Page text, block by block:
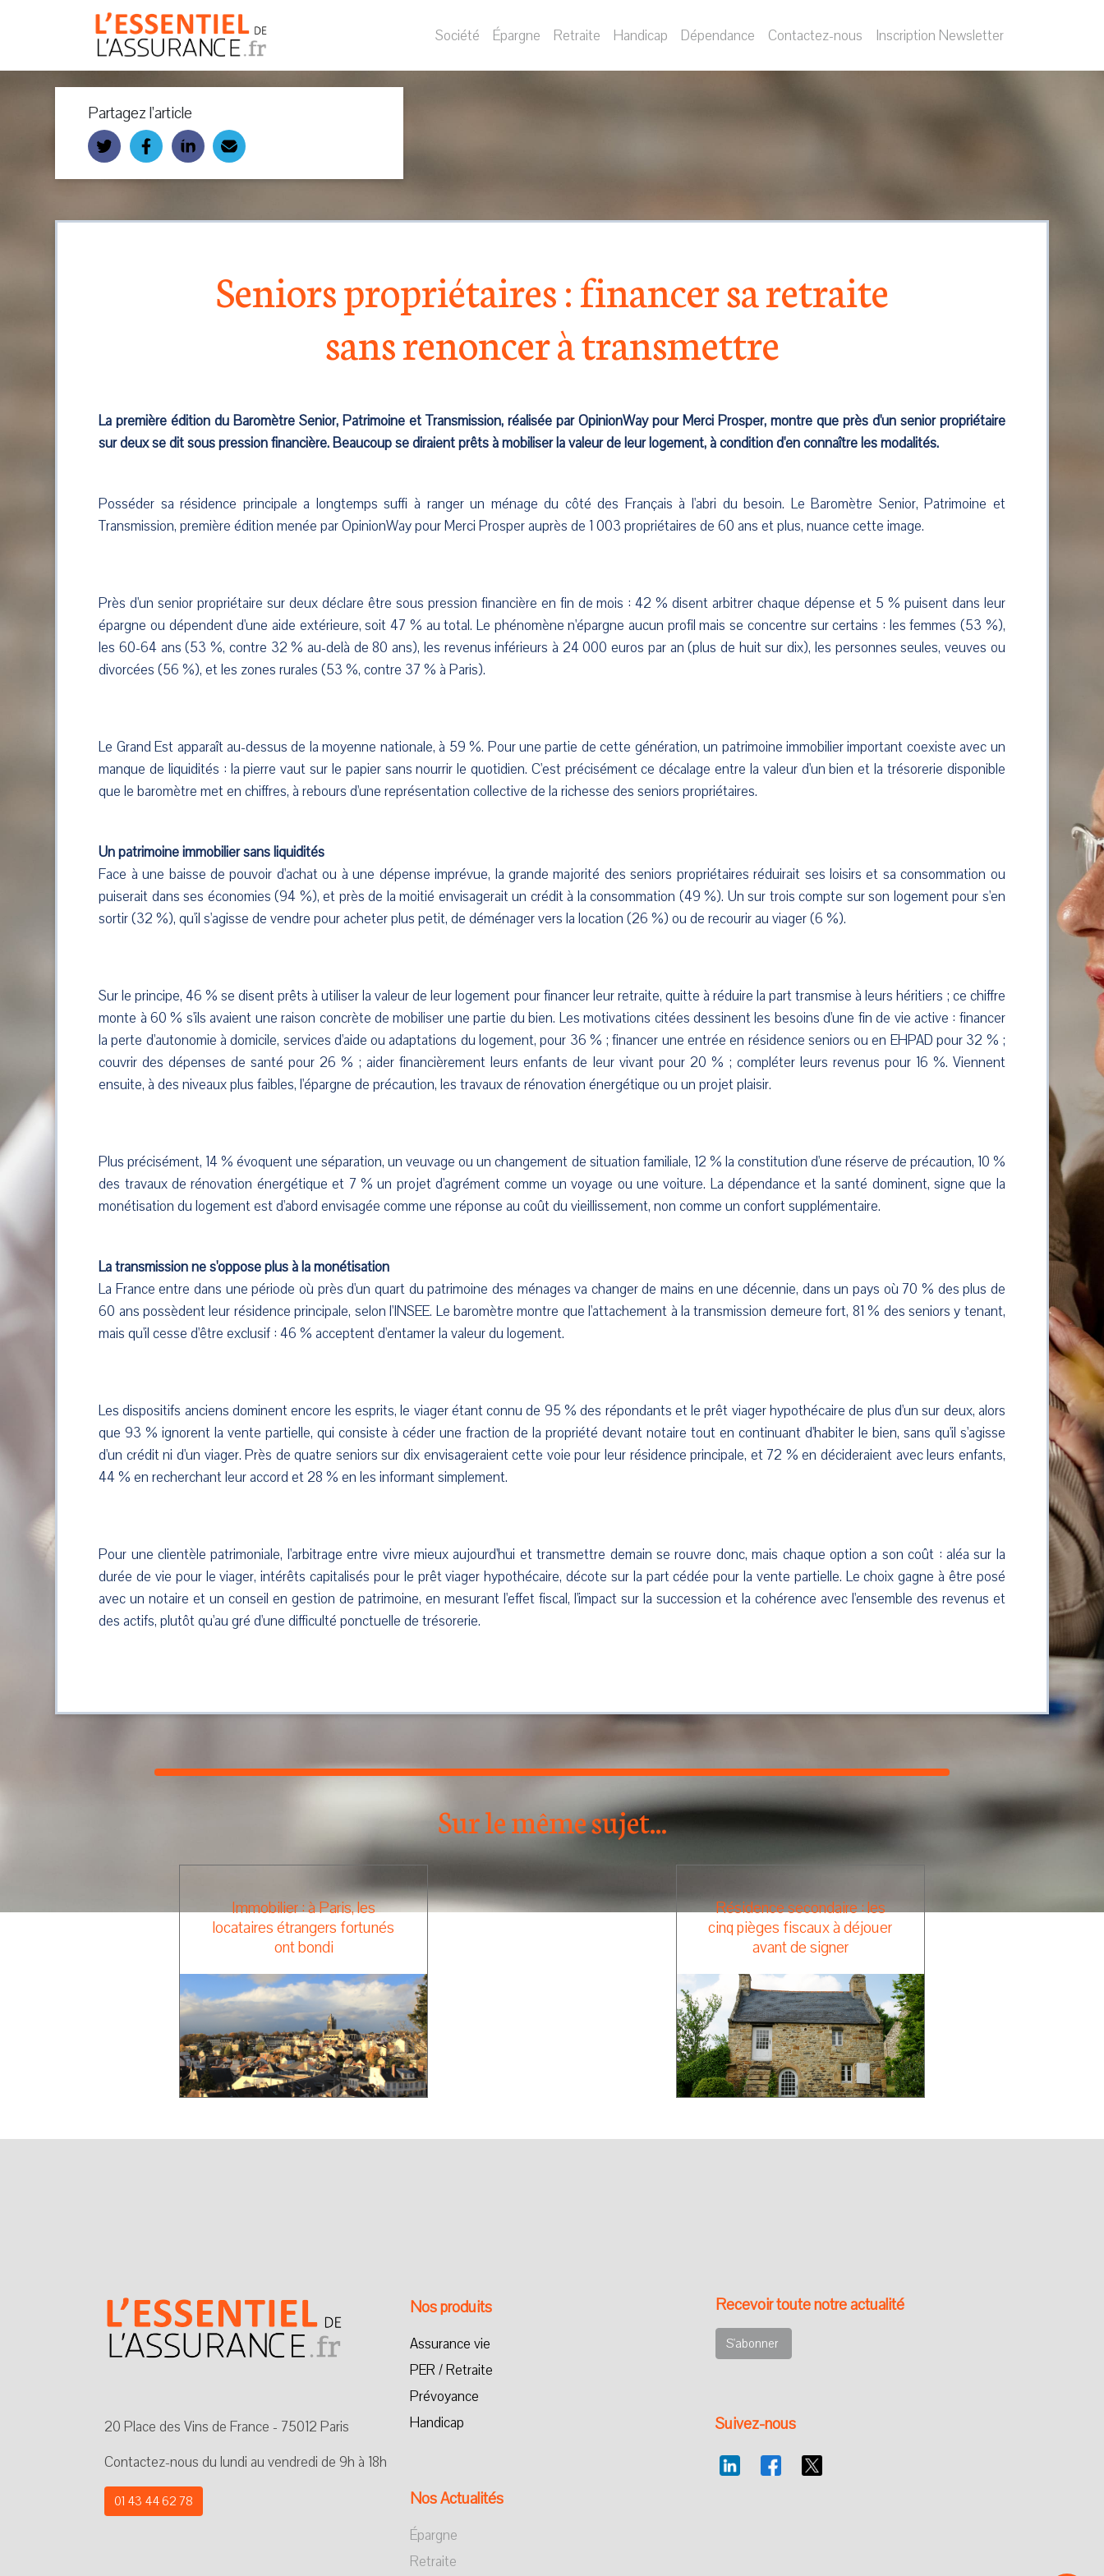
Société Épargne Retraite Handicap Dépendance Contactez-nous Inscription Newsletter
Partagez l’article
Seniors propriétaires : financer sa retraite
sans renoncer à transmettre
La première édition du Baromètre Senior, Patrimoine et Transmission, réalisée par OpinionWay pour Merci Prosper, montre que près d'un senior propriétaire
sur deux se dit sous pression financière. Beaucoup se diraient prêts à mobiliser la valeur de leur logement, à condition d'en connaître les modalités.
Posséder sa résidence principale a longtemps suffi à ranger un ménage du côté des Français à l'abri du besoin. Le Baromètre Senior, Patrimoine et
Transmission, première édition menée par OpinionWay pour Merci Prosper auprès de 1 003 propriétaires de 60 ans et plus, nuance cette image.
Près d'un senior propriétaire sur deux déclare être sous pression financière en fin de mois : 42 % disent arbitrer chaque dépense et 5 % puisent dans leur
épargne ou dépendent d'une aide extérieure, soit 47 % au total. Le phénomène n'épargne aucun profil mais se concentre sur certains : les femmes (53 %),
les 60-64 ans (53 %, contre 32 % au-delà de 80 ans), les revenus inférieurs à 24 000 euros par an (plus de huit sur dix), les personnes seules, veuves ou
divorcées (56 %), et les zones rurales (53 %, contre 37 % à Paris).
Le Grand Est apparaît au-dessus de la moyenne nationale, à 59 %. Pour une partie de cette génération, un patrimoine immobilier important coexiste avec un
manque de liquidités : la pierre vaut sur le papier sans nourrir le quotidien. C'est précisément ce décalage entre la valeur d'un bien et la trésorerie disponible
que le baromètre met en chiffres, à rebours d'une représentation collective de la richesse des seniors propriétaires.
Un patrimoine immobilier sans liquidités
Face à une baisse de pouvoir d'achat ou à une dépense imprévue, la grande majorité des seniors propriétaires réduirait ses loisirs et sa consommation ou
puiserait dans ses économies (94 %), et près de la moitié envisagerait un crédit à la consommation (49 %). Un sur trois compte sur son logement pour s'en
sortir (32 %), qu'il s'agisse de vendre pour acheter plus petit, de déménager vers la location (26 %) ou de recourir au viager (6 %).
Sur le principe, 46 % se disent prêts à utiliser la valeur de leur logement pour financer leur retraite, quitte à réduire la part transmise à leurs héritiers ; ce chiffre
monte à 60 % s'ils avaient une raison concrète de mobiliser une partie du bien. Les motivations citées dessinent les besoins d'une fin de vie active : financer
la perte d'autonomie à domicile, services d'aide ou adaptations du logement, pour 36 % ; financer une entrée en résidence seniors ou en EHPAD pour 32 % ;
couvrir des dépenses de santé pour 26 % ; aider financièrement leurs enfants de leur vivant pour 20 % ; compléter leurs revenus pour 16 %. Viennent
ensuite, à des niveaux plus faibles, l'épargne de précaution, les travaux de rénovation énergétique ou un projet plaisir.
Plus précisément, 14 % évoquent une séparation, un veuvage ou un changement de situation familiale, 12 % la constitution d'une réserve de précaution, 10 %
des travaux de rénovation énergétique et 7 % un projet d'agrément comme un voyage ou une voiture. La dépendance et la santé dominent, signe que la
monétisation du logement est d'abord envisagée comme une réponse au coût du vieillissement, non comme un confort supplémentaire.
La transmission ne s'oppose plus à la monétisation
La France entre dans une période où près d'un quart du patrimoine des ménages va changer de mains en une décennie, dans un pays où 70 % des plus de
60 ans possèdent leur résidence principale, selon l'INSEE. Le baromètre montre que l'attachement à la transmission demeure fort, 81 % des seniors y tenant,
mais qu'il cesse d'être exclusif : 46 % acceptent d'entamer la valeur du logement.
Les dispositifs anciens dominent encore les esprits, le viager étant connu de 95 % des répondants et le prêt viager hypothécaire de plus d'un sur deux, alors
que 93 % ignorent la vente partielle, qui consiste à céder une fraction de la propriété devant notaire tout en continuant d'habiter le bien, sans qu'il s'agisse
d'un crédit ni d'un viager. Près de quatre seniors sur dix envisageraient cette voie pour leur résidence principale, et 72 % en décideraient avec leurs enfants,
44 % en recherchant leur accord et 28 % en les informant simplement.
Pour une clientèle patrimoniale, l'arbitrage entre vivre mieux aujourd'hui et transmettre demain se rouvre donc, mais chaque option a son coût : aléa sur la
durée de vie pour le viager, intérêts capitalisés pour le prêt viager hypothécaire, décote sur la part cédée pour la vente partielle. Le choix gagne à être posé
avec un notaire et un conseil en gestion de patrimoine, en mesurant l'effet fiscal, l'impact sur la succession et la cohérence avec l'ensemble des revenus et
des actifs, plutôt qu'au gré d'une difficulté ponctuelle de trésorerie.
Sur le même sujet...
Immobilier : à Paris, les
locataires étrangers fortunés
ont bondi
Résidence secondaire : les
cinq pièges fiscaux à déjouer
avant de signer
20 Place des Vins de France - 75012 Paris
Contactez-nous du lundi au vendredi de 9h à 18h
01 43 44 62 78
Nos produits
Assurance vie
PER / Retraite
Prévoyance
Handicap
Nos Actualités
Épargne
Retraite
Recevoir toute notre actualité
S'abonner
Suivez-nous